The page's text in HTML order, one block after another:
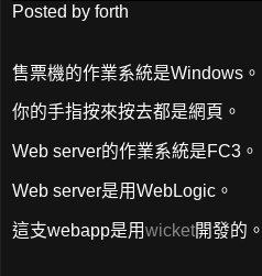
Posted by forth
售票機的作業系統是Windows。
你的手指按來按去都是網頁。
Web server的作業系統是FC3。
Web server是用WebLogic。
這支webapp是用wicket開發的。